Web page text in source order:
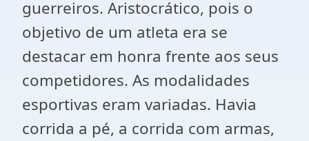
guerreiros. Aristocrático, pois o
objetivo de um atleta era se
destacar em honra frente aos seus
competidores. As modalidades
esportivas eram variadas. Havia
corrida a pé, a corrida com armas,